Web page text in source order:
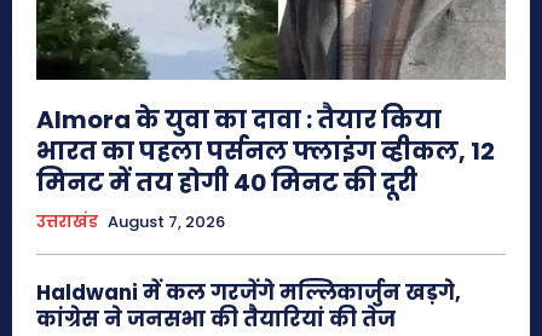
Almora के युवा का दावा : तैयार किया
भारत का पहला पर्सनल फ्लाइंग व्हीकल, 12
मिनट में तय होगी 40 मिनट की दूरी
उत्तराखंड August 7, 2026
Haldwani में कल गरजेंगे मल्लिकार्जुन खड़गे,
कांग्रेस ने जनसभा की तैयारियां की तेज